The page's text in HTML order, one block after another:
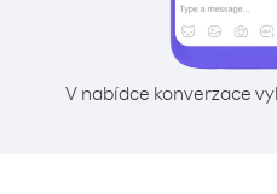
V nabídce konverzace